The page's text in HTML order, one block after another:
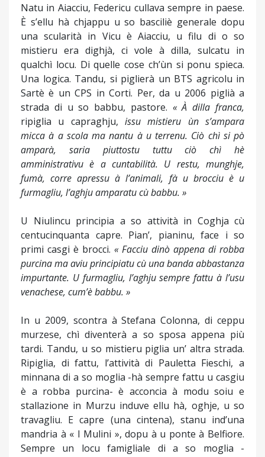
Natu in Aiacciu, Federicu cullava sempre in paese.
È s’ellu hà chjappu u so basciliè generale dopu
una scularità in Vicu è Aiacciu, u filu di o so
mistieru era dighjà, ci vole à dilla, sulcatu in
qualchì locu. Di quelle cose ch’ùn si ponu spieca.
Una logica. Tandu, si piglierà un BTS agricolu in
Sartè è un CPS in Corti. Per, da u 2006 piglià a
strada di u so babbu, pastore. « À dilla franca,
ripiglia u capraghju, issu mistieru ùn s’ampara
micca à a scola ma nantu à u terrenu. Ciò chì si pò
amparà, saria piuttostu tuttu ciò chì hè
amministrativu è a cuntabilità. U restu, munghje,
fumà, corre apressu à l’animali, fà u brocciu è u
furmagliu, l’aghju amparatu cù babbu. »
U Niulincu principia a so attività in Coghja cù
centucinquanta capre. Pian’, pianinu, face i so
primi casgi è brocci. « Facciu dinò appena di robba
purcina ma aviu principiatu cù una banda abbastanza
impurtante. U furmagliu, l’aghju sempre fattu à l’usu
venachese, cum’è babbu. »
In u 2009, scontra à Stefana Colonna, di ceppu
murzese, chì diventerà a so sposa appena più
tardi. Tandu, u so mistieru piglia un’ altra strada.
Ripiglia, di fattu, l’attività di Pauletta Fieschi, a
minnana di a so moglia -hà sempre fattu u casgiu
è a robba purcina- è acconcia à modu soiu e
stallazione in Murzu induve ellu hà, oghje, u so
travagliu. E capre (una cintena), stanu ind’una
mandria à « I Mulini », dopu à u ponte à Belfiore.
Sempre un locu famigliale di a so moglia -